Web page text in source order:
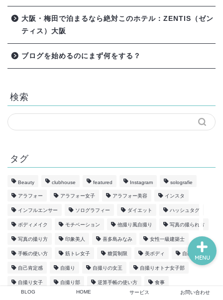
大阪・梅田で泊まるなら絶対このホテル：ZENTIS（ゼン
ティス）大阪
ブログを始めるのにまず何をする？
検索
タグ
Beauty clubhouse featured Instagram solografie
アラフォー アラフォー女子 アラフォー美容 インスタ
インフルエンサー ソログラフィー ダイエット ハッシュタグ
ボディメイク モチベーション 他撮り風自撮り 写真の撮られ方
写真の撮り方 印象美人 喜多島みなみ 女性一級建築士
手帳の使い方 筋トレ女子 糖質制限 美ボディ 自己紹介
自己肯定感 自撮り 自撮りの女王 自撮りオトナ女子部
自撮り女子 自撮り部 逆算手帳の使い方
食事
BLOG
HOME サービス お問い合わせ
MENU
お問い合わせ